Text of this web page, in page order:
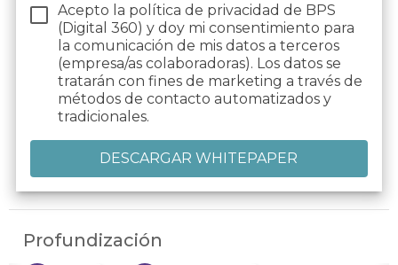
Acepto la política de privacidad de BPS
(Digital 360) y doy mi consentimiento para
la comunicación de mis datos a terceros
(empresa/as colaboradoras). Los datos se
tratarán con fines de marketing a través de
métodos de contacto automatizados y
tradicionales.
Profundización